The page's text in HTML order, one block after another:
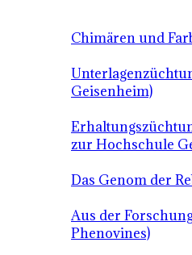
Chimären und
Geisenheim)
zur Hochschule
Das Genom der
Aus der
Phenovines)